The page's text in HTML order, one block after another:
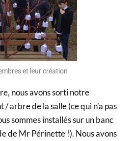
et leur création
nous avons sorti notre
/ arbre de la salle (ce qui n’a pas
sommes installés sur un banc
de Mr Périnette !). Nous avons